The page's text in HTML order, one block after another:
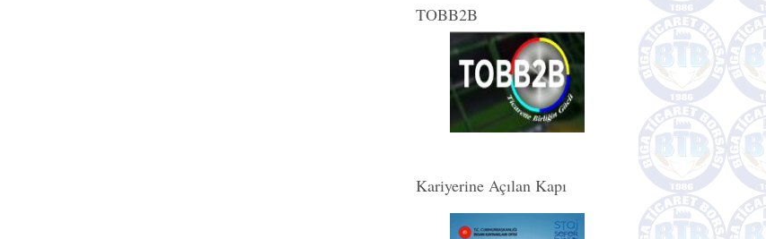
TOBB2B
Kariyerine Açılan Kapı